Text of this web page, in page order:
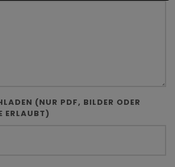
(NUR PDF, BILDER ODER
ERLAUBT)